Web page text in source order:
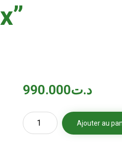
د.ت990.000
quantité
de
Kit
Ajouter au